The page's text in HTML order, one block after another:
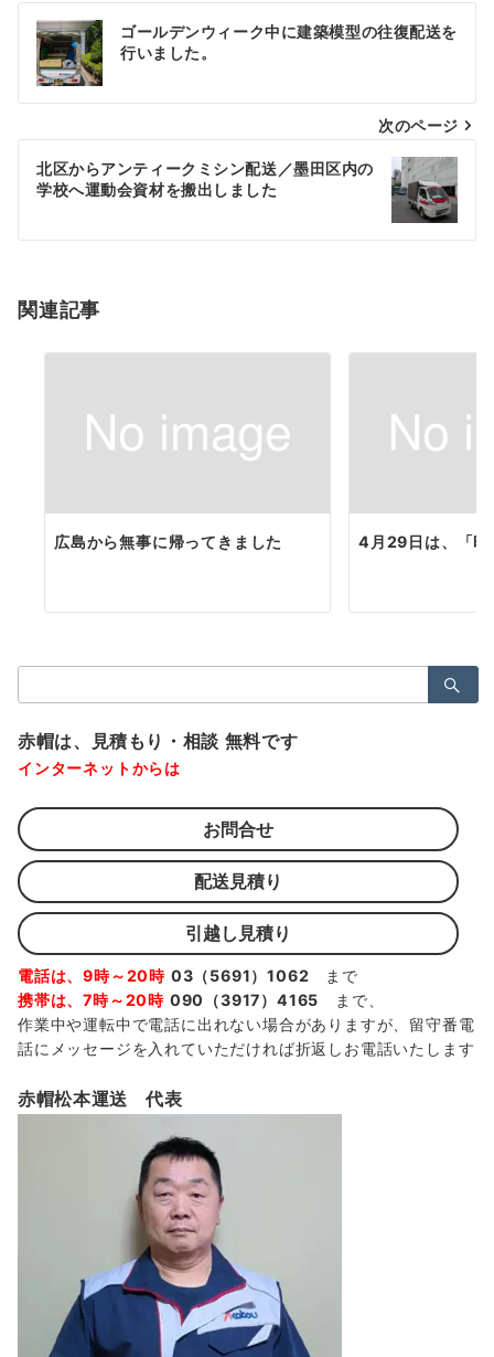
投
稿
ナ
ビ
ゲ
シ
ン
ゴールデンウィーク中に建築模型の往復配送を
行いました。
次のページ
北区からアンティークミシン配送／墨田区内の
学校へ運動会資材を搬出しました
関連記事
広島から無事に帰ってきました 4月29日は、「昭
索：
赤帽は、見積もり・相談 無料です
インターネットからは
お問合せ
配送見積り
引越し見積り
電話は、9時～20時 03（5691）1062 まで
携帯は、7時～20時 090（3917）4165 まで、
作業中や運転中で電話に出れない場合がありますが、留守番電
話にメッセージを入れていただければ折返しお電話いたします
赤帽松本運送 代表